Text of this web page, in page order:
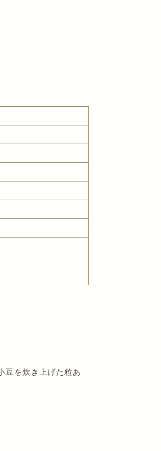
豆を炊き上げた粒あ